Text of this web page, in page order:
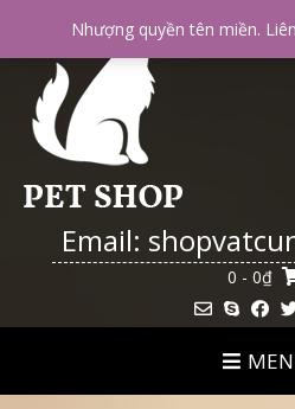
content
Email:
0 - 0₫
Nhượng quyền tên miền.